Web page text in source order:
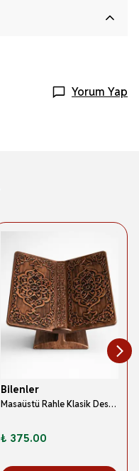
Yorum Yap
Bilenler
Masaüstü Rahle Klasik Desenli Kur’an-ı Kerim Rahle Bronz
₺ 375.00